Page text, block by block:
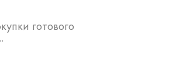
готового